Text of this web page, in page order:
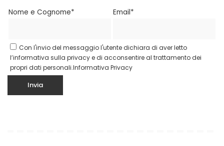
Nome e Cognome* Email*
Con l'invio del messaggio l'utente dichiara di aver letto
l’informativa sulla privacy e di acconsentire al trattamento dei
propri dati personali.Informativa Privacy